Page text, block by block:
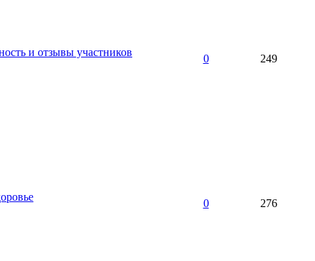
и отзывы участников
0 249
0 276